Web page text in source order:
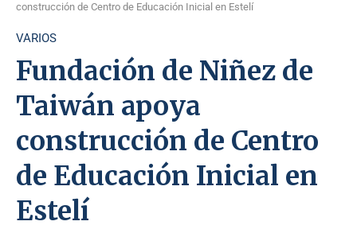
construcción de Centro de Educación Inicial en Estelí
VARIOS
Fundación de Niñez de
Taiwán apoya
construcción de Centro
de Educación Inicial en
Estelí